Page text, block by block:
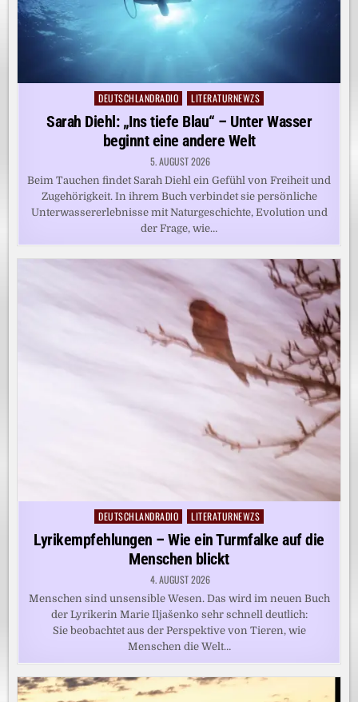
Posted
in
DEUTSCHLANDRADIO LITERATURNEWZS
Sarah Diehl: „Ins tiefe Blau“ – Unter Wasser
beginnt eine andere Welt
5. AUGUST 2026
Beim Tauchen findet Sarah Diehl ein Gefühl von Freiheit und
Zugehörigkeit. In ihrem Buch verbindet sie persönliche
Unterwassererlebnisse mit Naturgeschichte, Evolution und
der Frage, wie…
Posted
in
DEUTSCHLANDRADIO LITERATURNEWZS
Lyrikempfehlungen – Wie ein Turmfalke auf die
Menschen blickt
4. AUGUST 2026
Menschen sind unsensible Wesen. Das wird im neuen Buch
der Lyrikerin Marie Iljašenko sehr schnell deutlich:
Sie beobachtet aus der Perspektive von Tieren, wie
Menschen die Welt…